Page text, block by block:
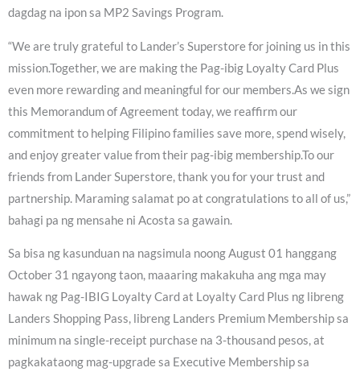
dagdag na ipon sa MP2 Savings Program.
“We are truly grateful to Lander’s Superstore for joining us in this
mission.Together, we are making the Pag-ibig Loyalty Card Plus
even more rewarding and meaningful for our members.As we sign
this Memorandum of Agreement today, we reaffirm our
commitment to helping Filipino families save more, spend wisely,
and enjoy greater value from their pag-ibig membership.To our
friends from Lander Superstore, thank you for your trust and
partnership. Maraming salamat po at congratulations to all of us,”
bahagi pa ng mensahe ni Acosta sa gawain.
Sa bisa ng kasunduan na nagsimula noong August 01 hanggang
October 31 ngayong taon, maaaring makakuha ang mga may
hawak ng Pag-IBIG Loyalty Card at Loyalty Card Plus ng libreng
Landers Shopping Pass, libreng Landers Premium Membership sa
minimum na single-receipt purchase na 3-thousand pesos, at
pagkakataong mag-upgrade sa Executive Membership sa